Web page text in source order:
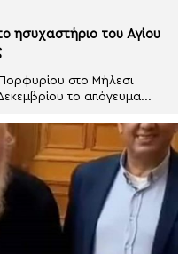
ησυχαστήριο του Αγίου
στο Μήλεσι
το απόγευμα...